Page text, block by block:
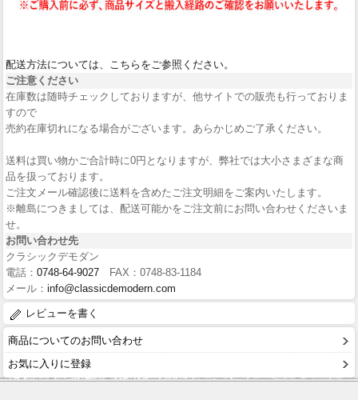
配送方法については、こちらをご参照ください。
ご注意ください
在庫数は随時チェックしておりますが、他サイトでの販売も行っておりま
すので
売約在庫切れになる場合がございます。あらかじめご了承ください。
送料は買い物かご合計時に0円となりますが、弊社では大小さまざまな商
品を扱っております。
ご注文メール確認後に送料を含めたご注文明細をご案内いたします。
※離島につきましては、配送可能かをご注文前にお問い合わせくださいま
せ。
お問い合わせ先
クラシックデモダン
電話： 0748-64-9027 FAX：0748-83-1184
メール： info@classicdemodern.com
レビューを書く
商品についてのお問い合わせ
お気に入りに登録